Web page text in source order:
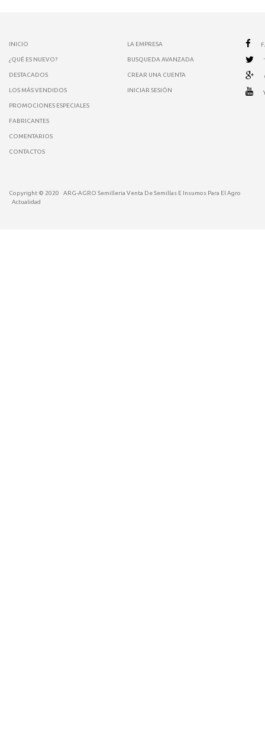
INICIO
¿QUÉ ES NUEVO?
DESTACADOS
LOS MÁS VENDIDOS
PROMOCIONES ESPECIALES
FABRICANTES
COMENTARIOS
CONTACTOS
LA EMPRESA
BUSQUEDA AVANZADA
CREAR UNA CUENTA
INICIAR SESIÓN
Copyright © 2020
ARG-AGRO Semilleria Venta De Semillas E Insumos Para El Agro
Actualidad